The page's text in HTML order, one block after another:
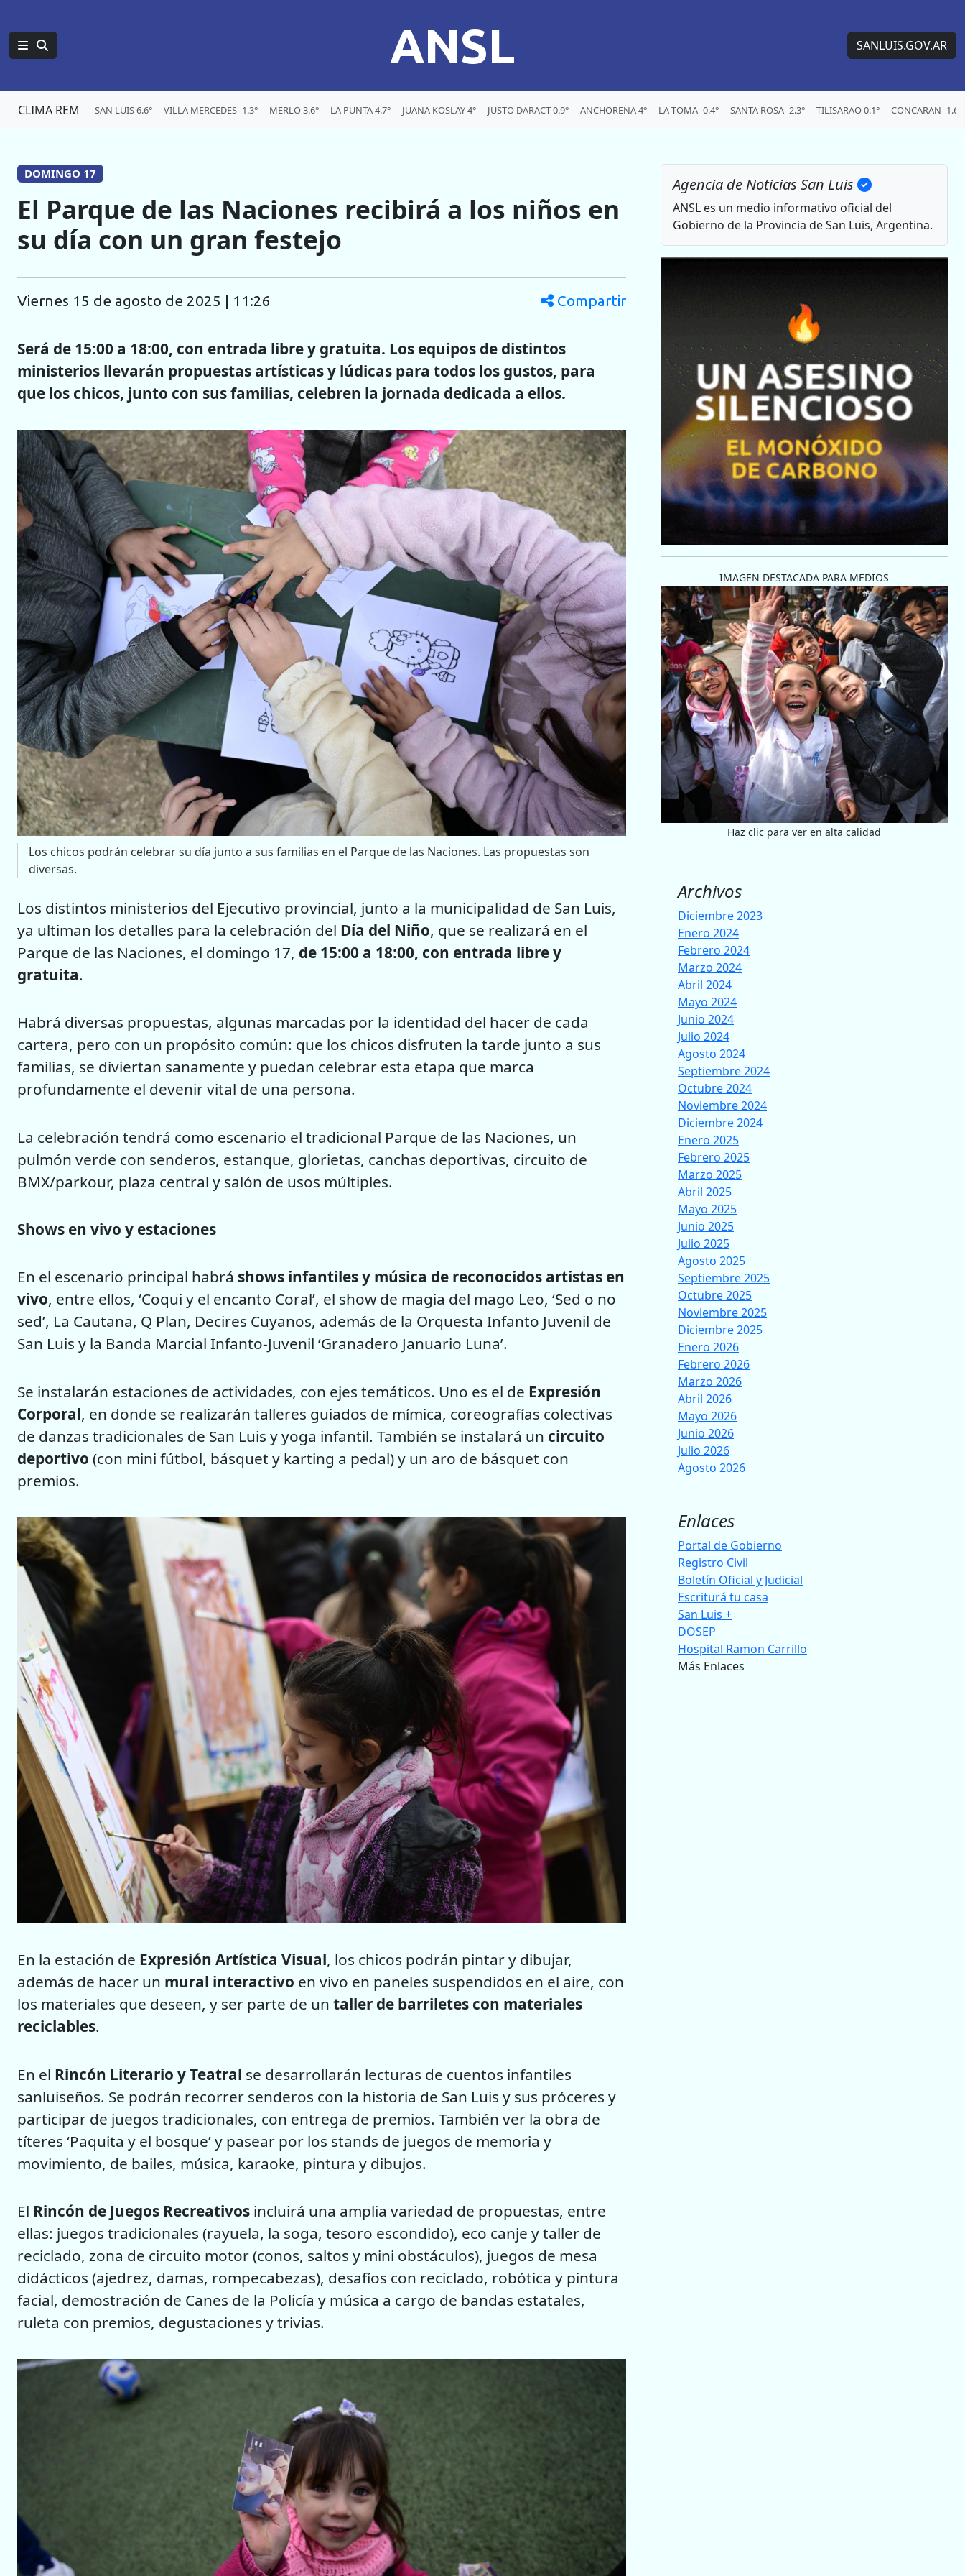
ANSL SANLUIS.GOV.AR
CLIMA REM SAN LUIS 6.6° VILLA MERCEDES -1.3° MERLO 3.6° LA PUNTA 4.7° JUANA KOSLAY 4° JUSTO DARACT 0.9° ANCHORENA 4° LA TOMA -0.4° SANTA ROSA -2.3° TILISARAO 0.1° CONCARAN -1.6°
DOMINGO 17
El Parque de las Naciones recibirá a los niños en
su día con un gran festejo
viernes 15 de agosto de 2025 | 11:26 Compartir
Será de 15:00 a 18:00, con entrada libre y gratuita. Los equipos de distintos
ministerios llevarán propuestas artísticas y lúdicas para todos los gustos, para
que los chicos, junto con sus familias, celebren la jornada dedicada a ellos.
Los chicos podrán celebrar su día junto a sus familias en el Parque de las Naciones. Las propuestas son
diversas.
Los distintos ministerios del Ejecutivo provincial, junto a la municipalidad de San Luis,
ya ultiman los detalles para la celebración del Día del Niño, que se realizará en el
Parque de las Naciones, el domingo 17, de 15:00 a 18:00, con entrada libre y
gratuita.
Habrá diversas propuestas, algunas marcadas por la identidad del hacer de cada
cartera, pero con un propósito común: que los chicos disfruten la tarde junto a sus
familias, se diviertan sanamente y puedan celebrar esta etapa que marca
profundamente el devenir vital de una persona.
La celebración tendrá como escenario el tradicional Parque de las Naciones, un
pulmón verde con senderos, estanque, glorietas, canchas deportivas, circuito de
BMX/parkour, plaza central y salón de usos múltiples.
Shows en vivo y estaciones
En el escenario principal habrá shows infantiles y música de reconocidos artistas en
vivo, entre ellos, ‘Coqui y el encanto Coral’, el show de magia del mago Leo, ‘Sed o no
sed’, La Cautana, Q Plan, Decires Cuyanos, además de la Orquesta Infanto Juvenil de
San Luis y la Banda Marcial Infanto-Juvenil ‘Granadero Januario Luna’.
Se instalarán estaciones de actividades, con ejes temáticos. Uno es el de Expresión
Corporal, en donde se realizarán talleres guiados de mímica, coreografías colectivas
de danzas tradicionales de San Luis y yoga infantil. También se instalará un circuito
deportivo (con mini fútbol, básquet y karting a pedal) y un aro de básquet con
premios.
En la estación de Expresión Artística Visual, los chicos podrán pintar y dibujar,
además de hacer un mural interactivo en vivo en paneles suspendidos en el aire, con
los materiales que deseen, y ser parte de un taller de barriletes con materiales
reciclables.
En el Rincón Literario y Teatral se desarrollarán lecturas de cuentos infantiles
sanluiseños. Se podrán recorrer senderos con la historia de San Luis y sus próceres y
participar de juegos tradicionales, con entrega de premios. También ver la obra de
títeres ‘Paquita y el bosque’ y pasear por los stands de juegos de memoria y
movimiento, de bailes, música, karaoke, pintura y dibujos.
El Rincón de Juegos Recreativos incluirá una amplia variedad de propuestas, entre
ellas: juegos tradicionales (rayuela, la soga, tesoro escondido), eco canje y taller de
reciclado, zona de circuito motor (conos, saltos y mini obstáculos), juegos de mesa
didácticos (ajedrez, damas, rompecabezas), desafíos con reciclado, robótica y pintura
facial, demostración de Canes de la Policía y música a cargo de bandas estatales,
ruleta con premios, degustaciones y trivias.
Agencia de Noticias San Luis
ANSL es un medio informativo oficial del
Gobierno de la Provincia de San Luis, Argentina.
IMAGEN DESTACADA PARA MEDIOS
Haz clic para ver en alta calidad
Archivos
Diciembre 2023
Enero 2024
Febrero 2024
Marzo 2024
Abril 2024
Mayo 2024
Junio 2024
Julio 2024
Agosto 2024
Septiembre 2024
Octubre 2024
Noviembre 2024
Diciembre 2024
Enero 2025
Febrero 2025
Marzo 2025
Abril 2025
Mayo 2025
Junio 2025
Julio 2025
Agosto 2025
Septiembre 2025
Octubre 2025
Noviembre 2025
Diciembre 2025
Enero 2026
Febrero 2026
Marzo 2026
Abril 2026
Mayo 2026
Junio 2026
Julio 2026
Agosto 2026
Enlaces
Portal de Gobierno
Registro Civil
Boletín Oficial y Judicial
Escriturá tu casa
San Luis +
DOSEP
Hospital Ramon Carrillo
Más Enlaces